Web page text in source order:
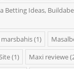
Betting Ideas,
marsbahis(1)
(1) Maxi reviewe